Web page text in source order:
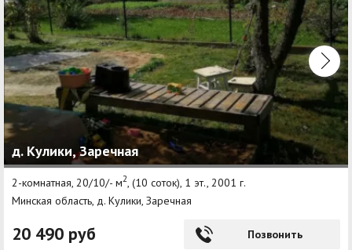
д. Кулики, Заречная
2-комнатная, 20/10/- м2 , (10 соток), 1 эт., 2001 г.
Минская область, д. Кулики, Заречная
20 490 руб Позвонить